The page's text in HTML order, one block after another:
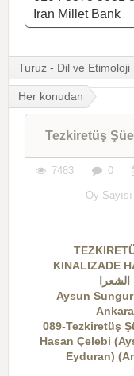
Iran Millet Bank
Turuz - Dil ve Etimoloji
Her konudan
Tezkiretüş
7483 0
Oy Sayısı
KINALIZADE
Aysun
089-Tezkiretüş
Hasan Çelebi
Eyduran)